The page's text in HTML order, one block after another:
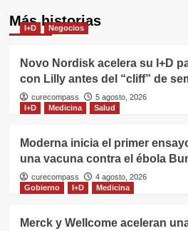
Más historias
I+D Negocios
Novo Nordisk acelera su I+D
con Lilly antes del “cliff” de
curecompass
5 agosto, 2026
I+D
Medicina Salud
Moderna inicia el primer
una vacuna contra el ébola
curecompass
4 agosto, 2026
Gobierno
I+D Medicina
Merck y Wellcome aceleran